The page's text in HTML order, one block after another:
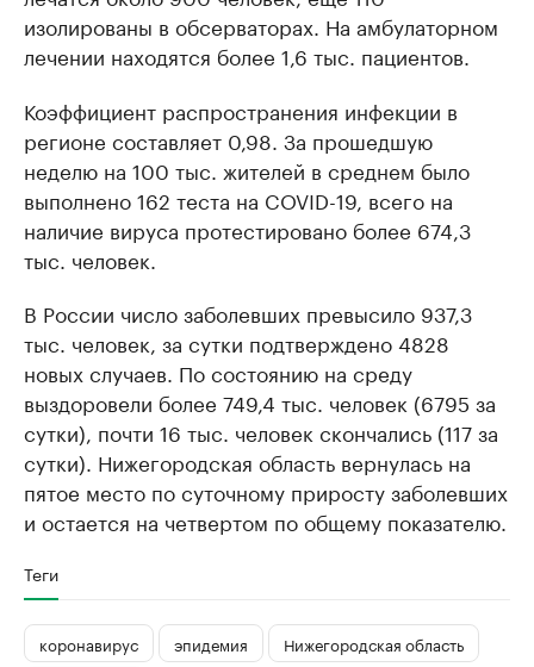
изолированы в обсерваторах. На амбулаторном
лечении находятся более 1,6 тыс. пациентов.
Коэффициент распространения инфекции в
регионе составляет 0,98. За прошедшую
неделю на 100 тыс. жителей в среднем было
выполнено 162 теста на COVID-19, всего на
наличие вируса протестировано более 674,3
тыс. человек.
В России число заболевших превысило 937,3
тыс. человек, за сутки подтверждено 4828
новых случаев. По состоянию на среду
выздоровели более 749,4 тыс. человек (6795 за
сутки), почти 16 тыс. человек скончались (117 за
сутки). Нижегородская область вернулась на
пятое место по суточному приросту заболевших
и остается на четвертом по общему показателю.
Теги
коронавирус эпидемия
Нижегородская область